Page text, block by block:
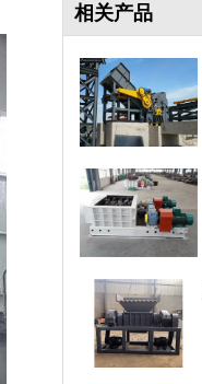
相关产品